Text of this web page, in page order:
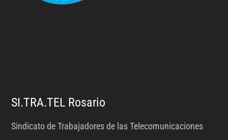
SI.TRA.TEL Rosario
Sindicato de Trabajadores de las Telecomunicaciones